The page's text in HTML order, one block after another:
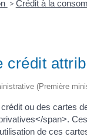
> Crédit à la
(Première
ou des cartes
span>.
de ces